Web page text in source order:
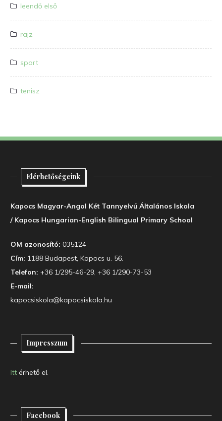
leendő első
rajz
sport
tenisz
Elérhetőségeink
Kapocs Magyar-Angol Két Tannyelvű Általános Iskola
/ Kapocs Hungarian-English Bilingual Primary School
OM azonosító: 035124
Cím: 1188 Budapest, Kapocs u. 56.
Telefon: +36 1/295-46-29, +36 1/290-73-53
E-mail:
kapocsiskola@kapocsiskola.hu
Impresszum
Itt érhető el.
Facebook